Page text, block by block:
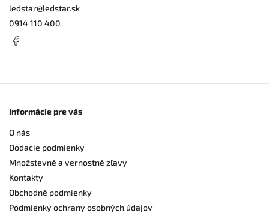
ledstar@ledstar.sk
0914 110 400
Informácie pre vás
O nás
Dodacie podmienky
Množstevné a vernostné zľavy
Kontakty
Obchodné podmienky
Podmienky ochrany osobných údajov